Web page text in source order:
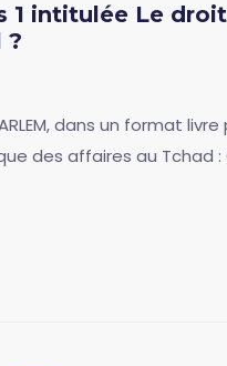
1 intitulée Le
?
dans un format
des affaires au Tchad